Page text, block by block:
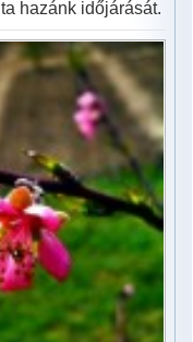
hazánk időjárását.